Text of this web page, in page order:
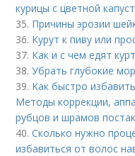
курицы с цветной
35. Причины эрозии
36. Курут к пиву или
37. Как и с чем едят
38.Убрать глубокие
39. Как быстро
Методы коррекции,
рубцов и шрамов
40.Сколько нужно
избавиться от волос